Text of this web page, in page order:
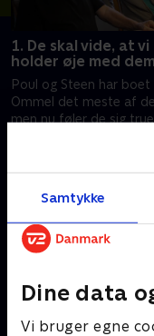
Samtykke
Dine data
Vi bruger egne
1. De skal vide, at vi
holder øje med dem
Poul og Steen har boet
Ommel det meste af
men nu føler de sig
Andre så også